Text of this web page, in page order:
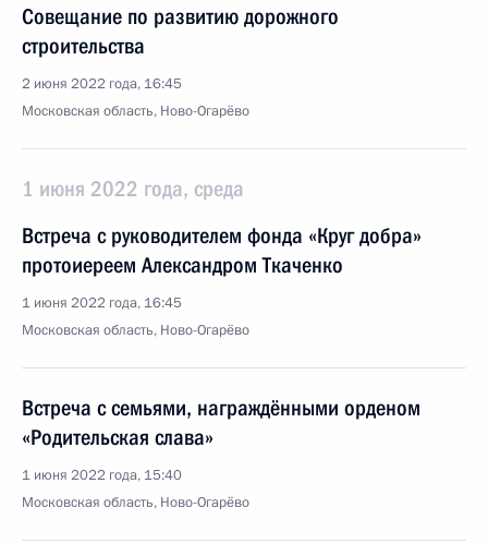
Совещание по развитию дорожного
строительства
2 июня 2022 года, 16:45
Московская область, Ново-Огарёво
1 июня 2022 года, среда
Встреча с руководителем фонда «Круг добра»
протоиереем Александром Ткаченко
1 июня 2022 года, 16:45
Московская область, Ново-Огарёво
Встреча с семьями, награждёнными орденом
«Родительская слава»
1 июня 2022 года, 15:40
Московская область, Ново-Огарёво